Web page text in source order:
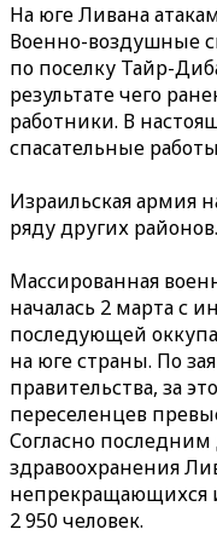
На юге Ливана
Военно-воздушные
по поселку Тайр-
результате чего
работники. В
спасательные
Израильская армия
ряду других районов.
Массированная
началась 2 марта с
последующей
на юге страны. По
правительства, за
переселенцев
Согласно
здравоохранения
непрекращающихся
2 950 человек.